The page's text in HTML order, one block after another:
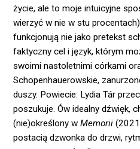
życie, ale to moje intuicyjne
wierzyć w nie w stu
funkcjonują nie jako pretekst
faktyczny cel i język, którym
swoimi nastoletnimi córkami
Schopenhauerowskie,
duszy. Powiecie: Lydia Tár
poszukuje. Ów idealny dźwięk,
(nie)określony wMemorii
postacią dzwonka do drzwi,